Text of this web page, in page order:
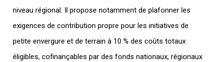
niveau régional. Il propose notamment de plafonner les
exigences de contribution propre pour les initiatives de
petite envergure et de terrain à 10 % des coûts totaux
éligibles, cofinançables par des fonds nationaux, régionaux